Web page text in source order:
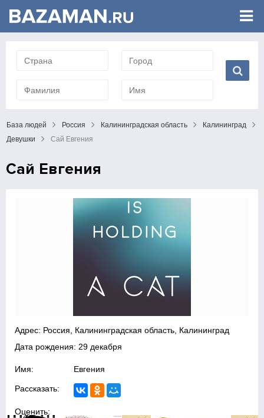
База людей Россия Калининградская область
Калининград
Девушки
Сай Евгения
Сай Евгения
Адрес: Россия, Калининградская область, Калининград
Дата рождения: 29 декабря
Имя: Евгения
Рассказать:
Оценить: